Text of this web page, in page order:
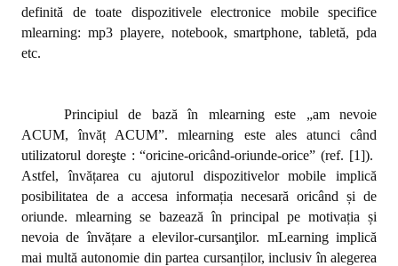
definită de toate dispozitivele electronice mobile specifice
mlearning: mp3 playere, notebook, smartphone, tabletă, pda
etc.
Principiul de bază în mlearning este „am nevoie
ACUM, învăț ACUM”. mlearning este ales atunci când
utilizatorul doreşte : “oricine-oricând-oriunde-orice” (ref. [1]).
Astfel, învățarea cu ajutorul dispozitivelor mobile implică
posibilitatea de a accesa informația necesară oricând și de
oriunde. mlearning se bazează în principal pe motivația și
nevoia deînvățare a elevilor-cursanţilor. mLearning implică
mai multă autonomie din partea cursanților, inclusiv în alegerea